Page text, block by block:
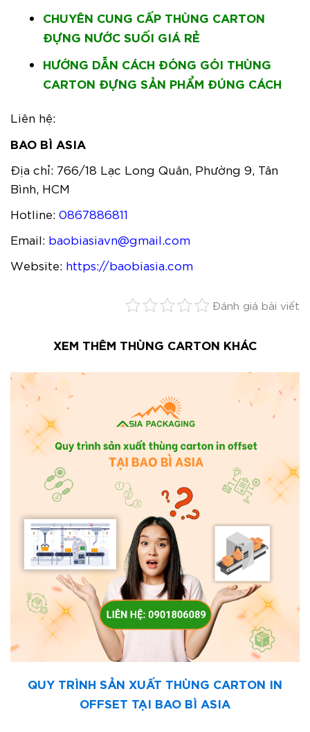
CHUYÊN CUNG CẤP THÙNG CARTON
ĐỰNG NƯỚC SUỐI GIÁ RẺ
HƯỚNG DẪN CÁCH ĐÓNG GÓI THÙNG
CARTON ĐỰNG SẢN PHẨM ĐÚNG CÁCH
Liên hệ:
BAO BÌ ASIA
Địa chỉ: 766/18 Lạc Long Quân, Phường 9, Tân
Bình, HCM
Hotline: 0867886811
Email: baobiasiavn@gmail.com
Website: https://baobiasia.com
Đánh giá bài viết
XEM THÊM THÙNG CARTON KHÁC
QUY TRÌNH SẢN XUẤT THÙNG CARTON IN
OFFSET TẠI BAO BÌ ASIA